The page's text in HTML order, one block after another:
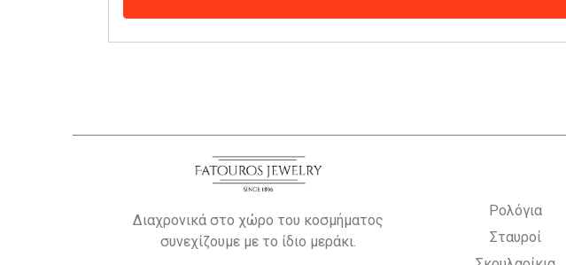
Διαχρονικά στο χώρο του κοσμήματος
συνεχίζουμε με το ίδιο μεράκι.
Ρολόγια
Σταυροί